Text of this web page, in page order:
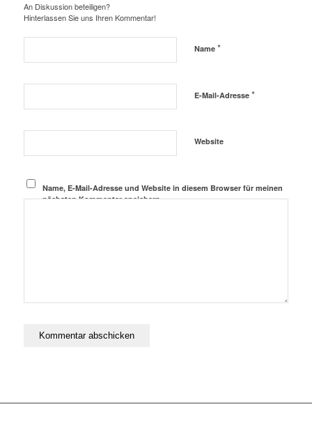
An Diskussion beteiligen?
Hinterlassen Sie uns Ihren Kommentar!
Name *
E-Mail-Adresse *
Website
Name, E-Mail-Adresse und Website in diesem Browser für meinen
nächsten Kommentar speichern.